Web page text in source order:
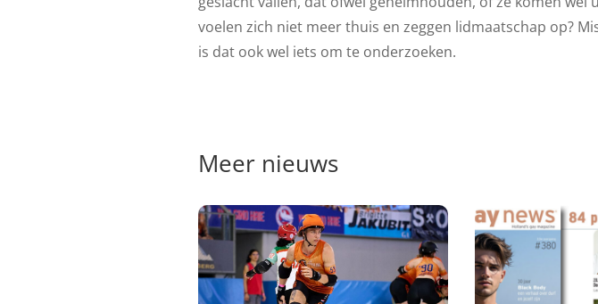
voelen zich niet meer thuis en zeggen lidmaatschap op?
is dat ook wel iets om te onderzoeken.
Meer nieuws